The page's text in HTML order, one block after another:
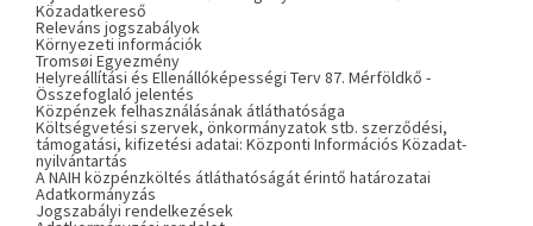
Közadatkereső
Releváns jogszabályok
Környezeti információk
Tromsøi Egyezmény
Helyreállítási és Ellenállóképességi Terv 87. Mérföldkő -
Összefoglaló jelentés
Közpénzek felhasználásának átláthatósága
Költségvetési szervek, önkormányzatok stb. szerződési,
támogatási, kifizetési adatai: Központi Információs Közadat-
nyilvántartás
A NAIH közpénzköltés átláthatóságát érintő határozatai
Adatkormányzás
Jogszabályi rendelkezések